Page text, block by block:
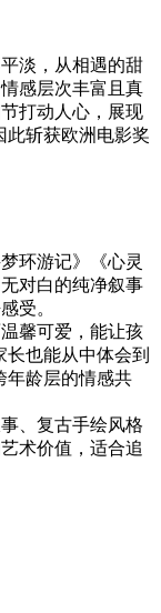
淡，从相遇的甜
感层次丰富且真
打动人心，展现
此斩获欧洲电影奖
环游记》《心灵
对白的纯净叙事
受。
馨可爱，能让孩
长也能从中体会到
年龄层的情感共
、复古手绘风格
术价值，适合追